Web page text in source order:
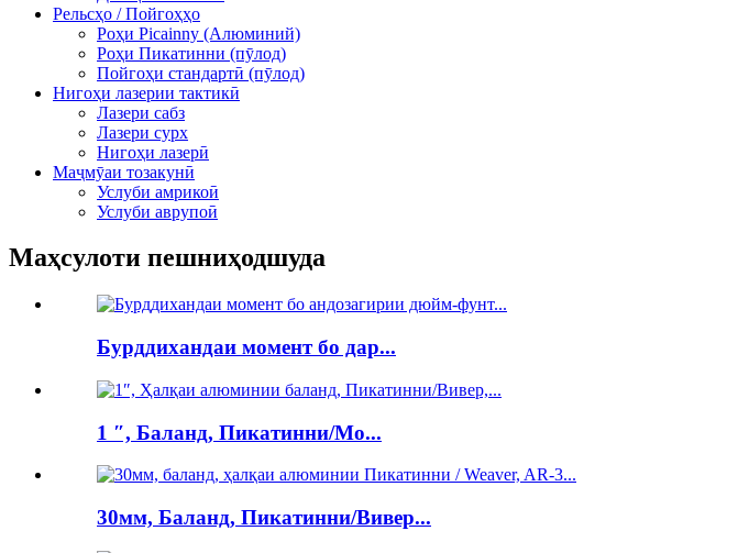
Рельсҳо / Пойгоҳҳо
Роҳи Picainny (Алюминий)
Роҳи Пикатинни (пӯлод)
Пойгоҳи стандартӣ (пӯлод)
Нигоҳи лазерии тактикӣ
Лазери сабз
Лазери сурх
Нигоҳи лазерӣ
Маҷмӯаи тозакунӣ
Услуби амрикоӣ
Услуби аврупоӣ
Маҳсулоти пешниҳодшуда
Бурддихандаи момент бо дар...
1 ″, Баланд, Пикатинни/Мо...
30мм, Баланд, Пикатинни/Вивер...